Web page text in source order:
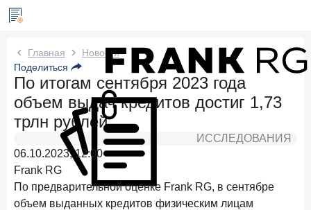
Новости Frank RG
Три дня назад ИССЛЕДОВАНИЕ
По итогам июля 2026 года объем выдач кредитов
составил 1 061,9 млрд руб.
4 августа 2026 года ИССЛЕДОВАНИЕ
Клиентский путь компании МСБ при смене
руководителя в банке обслуживания
24 июля 2026 года ИССЛЕДОВАНИЕ
Главная
Новости
Поделиться
По итогам сентября 2023 года
объем выдач кредитов достиг 1,73
трлн рублей
ИССЛЕДОВАНИЯ
06.10.2023, 12:00
Frank RG
По предварительной оценке Frank RG, в сентябре
объем выданных кредитов физическим лицам